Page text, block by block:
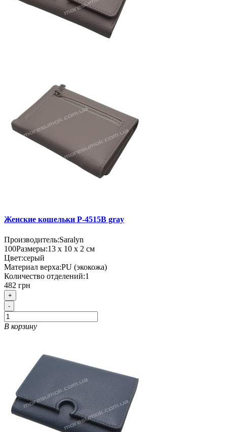
Женские кошельки P-4515B gray
Производитель:Saralyn
100Размеры:13 х 10 х 2 см
Цвет:серый
Материал верха:PU (экокожа)
Количество отделений:1
482 грн
+
-
В корзину